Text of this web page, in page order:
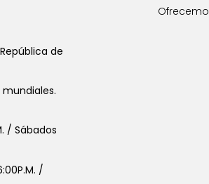
de
/ Sábados
/